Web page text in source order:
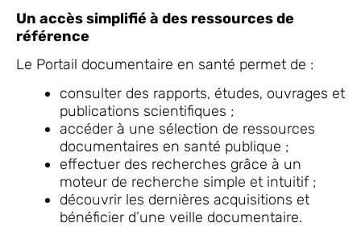
Un accès simplifié à des ressources de
référence
Le Portail documentaire en santé permet de :
consulter des rapports, études, ouvrages et
publications scientifiques ;
accéder à une sélection de ressources
documentaires en santé publique ;
effectuer des recherches grâce à un
moteur de recherche simple et intuitif ;
découvrir les dernières acquisitions et
bénéficier d’une veille documentaire.